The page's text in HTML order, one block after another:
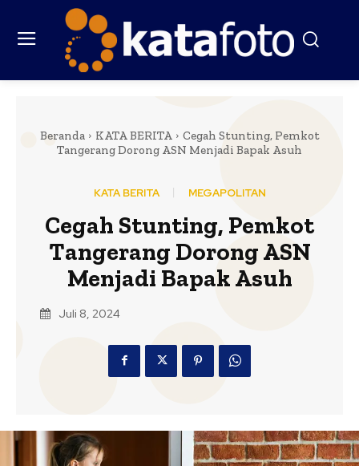
Beranda KATA BERITA
Cegah Stunting, Pemkot
Tangerang Dorong ASN Menjadi Bapak Asuh
KATA BERITA MEGAPOLITAN
Cegah Stunting, Pemkot
Tangerang Dorong ASN
Menjadi Bapak Asuh
Juli 8, 2024